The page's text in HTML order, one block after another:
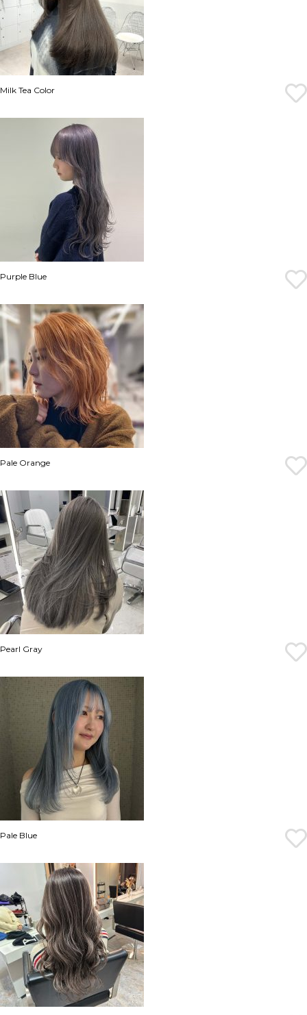
Milk Tea Color
Purple Blue
Pale Orange
Pearl Gray
Pale Blue